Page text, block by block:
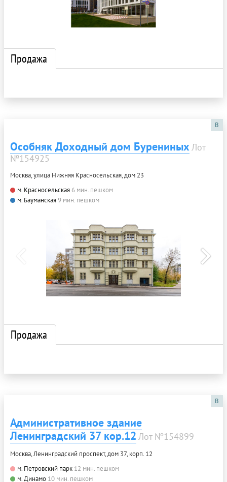
Продажа
B
Особняк Доходный дом Бурениных Лот
№154925
Москва, улица Нижняя Красносельская, дом 23
м. Красносельская 6 мин. пешком
м. Бауманская9 мин. пешком
Продажа
B
Административное здание
Ленинградский 37 кор.12 Лот №154899
Москва, Ленинградский проспект, дом 37, корп. 12
м. Петровский парк 12 мин. пешком
м. Динамо 10 мин. пешком